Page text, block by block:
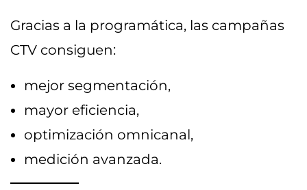
Gracias a la programática, las campañas
CTV consiguen:
mejor segmentación,
mayor eficiencia,
optimización omnicanal,
medición avanzada.